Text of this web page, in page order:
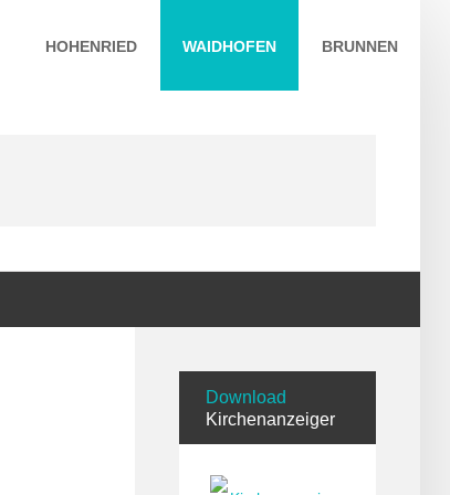
HOHENRIED WAIDHOFEN BRUNNEN
Download
Kirchenanzeiger